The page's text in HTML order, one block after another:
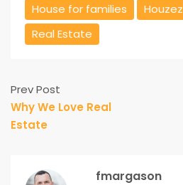
House for families
Houzez
Real Estate
Prev Post
Why We Love Real
Estate
fmargason